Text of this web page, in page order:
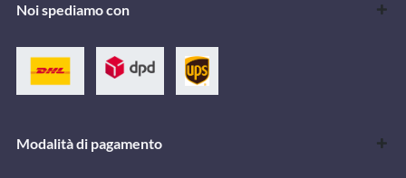
Noi spediamo con
Modalità di pagamento